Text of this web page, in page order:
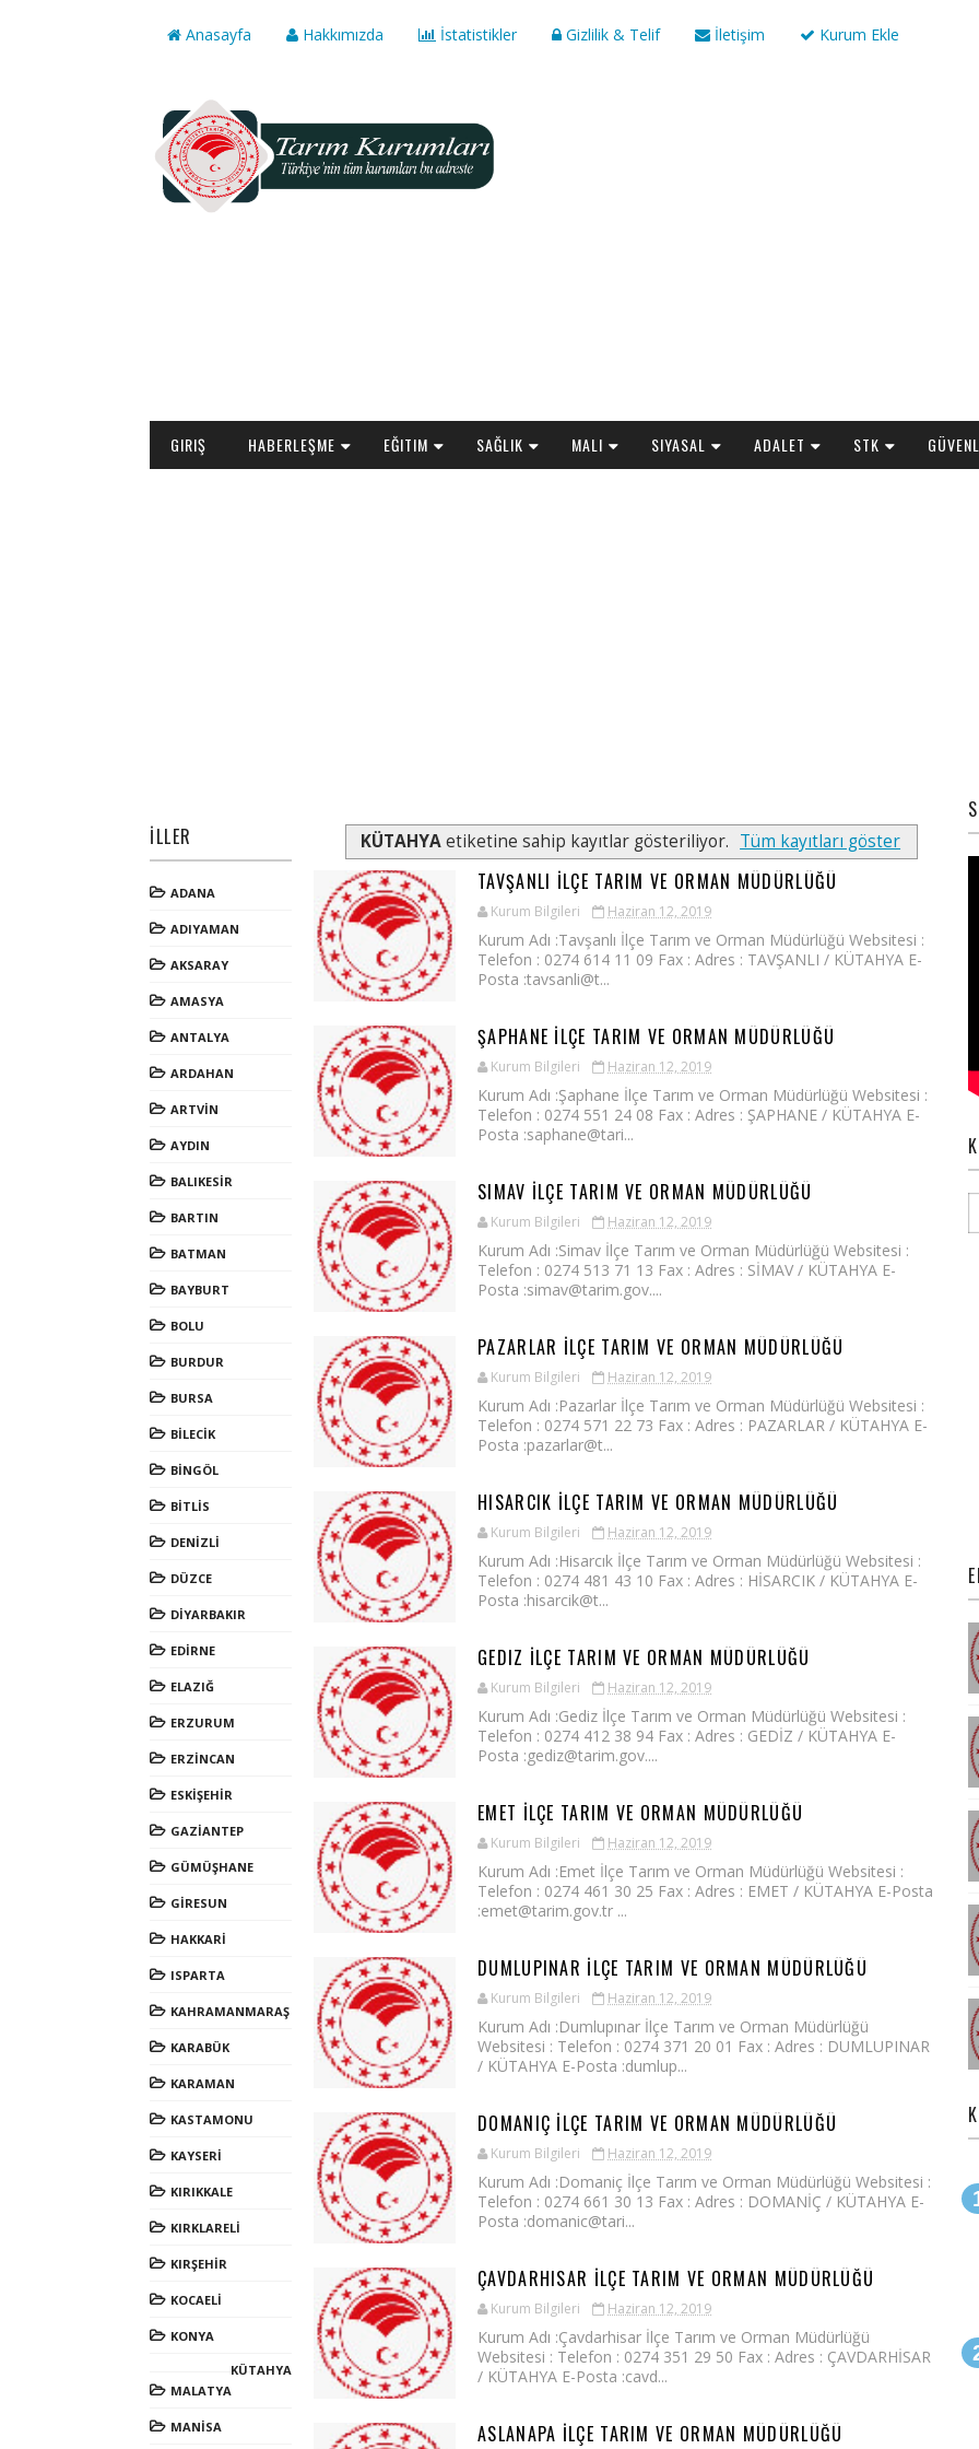
Anasayfa Hakkımızda İstatistikler Gizlilik & Telif İletişim Kurum Ekle
GIRIŞ HABERLEŞME EĞITIM SAĞLIK MALI SIYASAL ADALET STK
İLLER
ADANA
ADIYAMAN
AKSARAY
AMASYA
ANTALYA
ARDAHAN
ARTVİN
AYDIN
BALIKESİR
BARTIN
BATMAN
BAYBURT
BOLU
BURDUR
BURSA
BİLECİK
BİNGÖL
BİTLİS
DENİZLİ
DÜZCE
DİYARBAKIR
EDİRNE
ELAZIĞ
ERZURUM
ERZİNCAN
ESKİŞEHİR
GAZİANTEP
GÜMÜŞHANE
GİRESUN
HAKKARİ
ISPARTA
KAHRAMANMARAŞ
KARABÜK
KARAMAN
KASTAMONU
KAYSERİ
KIRIKKALE
KIRKLARELİ
KIRŞEHİR
KOCAELİ
KONYA
KÜTAHYA
MALATYA
MANİSA
KÜTAHYAetiketine sahip kayıtlar gösteriliyor. Tüm kayıtları göster
TAVŞANLI İLÇE TARIM VE ORMAN MÜDÜRLÜĞÜ
Kurum Bilgileri Haziran 12, 2019
Kurum Adı :Tavşanlı İlçe Tarım ve Orman Müdürlüğü Websitesi :
Telefon : 0274 614 11 09 Fax : Adres : TAVŞANLI / KÜTAHYA E-
Posta :tavsanli@t...
ŞAPHANE İLÇE TARIM VE ORMAN MÜDÜRLÜĞÜ
Kurum Bilgileri Haziran 12, 2019
Kurum Adı :Şaphane İlçe Tarım ve Orman Müdürlüğü Websitesi :
Telefon : 0274 551 24 08 Fax : Adres : ŞAPHANE / KÜTAHYA E-
Posta :saphane@tari...
SIMAV İLÇE TARIM VE ORMAN MÜDÜRLÜĞÜ
Kurum Bilgileri Haziran 12, 2019
Kurum Adı :Simav İlçe Tarım ve Orman Müdürlüğü Websitesi :
Telefon : 0274 513 71 13 Fax : Adres : SİMAV / KÜTAHYA E-
Posta :simav@tarim.gov....
PAZARLAR İLÇE TARIM VE ORMAN MÜDÜRLÜĞÜ
Kurum Bilgileri Haziran 12, 2019
Kurum Adı :Pazarlar İlçe Tarım ve Orman Müdürlüğü Websitesi :
Telefon : 0274 571 22 73 Fax : Adres : PAZARLAR / KÜTAHYA E-
Posta :pazarlar@t...
HISARCIK İLÇE TARIM VE ORMAN MÜDÜRLÜĞÜ
Kurum Bilgileri Haziran 12, 2019
Kurum Adı :Hisarcık İlçe Tarım ve Orman Müdürlüğü Websitesi :
Telefon : 0274 481 43 10 Fax : Adres : HİSARCIK / KÜTAHYA E-
Posta :hisarcik@t...
GEDIZ İLÇE TARIM VE ORMAN MÜDÜRLÜĞÜ
Kurum Bilgileri Haziran 12, 2019
Kurum Adı :Gediz İlçe Tarım ve Orman Müdürlüğü Websitesi :
Telefon : 0274 412 38 94 Fax : Adres : GEDİZ / KÜTAHYA E-
Posta :gediz@tarim.gov....
EMET İLÇE TARIM VE ORMAN MÜDÜRLÜĞÜ
Kurum Bilgileri Haziran 12, 2019
Kurum Adı :Emet İlçe Tarım ve Orman Müdürlüğü Websitesi :
Telefon : 0274 461 30 25 Fax : Adres : EMET / KÜTAHYA E-Posta
:emet@tarim.gov.tr ...
DUMLUPINAR İLÇE TARIM VE ORMAN MÜDÜRLÜĞÜ
Kurum Bilgileri Haziran 12, 2019
Kurum Adı :Dumlupınar İlçe Tarım ve Orman Müdürlüğü
Websitesi : Telefon : 0274 371 20 01 Fax : Adres : DUMLUPINAR
/ KÜTAHYA E-Posta :dumlup...
DOMANIÇ İLÇE TARIM VE ORMAN MÜDÜRLÜĞÜ
Kurum Bilgileri Haziran 12, 2019
Kurum Adı :Domaniç İlçe Tarım ve Orman Müdürlüğü Websitesi :
Telefon : 0274 661 30 13 Fax : Adres : DOMANİÇ / KÜTAHYA E-
Posta :domanic@tari...
ÇAVDARHISAR İLÇE TARIM VE ORMAN MÜDÜRLÜĞÜ
Kurum Bilgileri Haziran 12, 2019
Kurum Adı :Çavdarhisar İlçe Tarım ve Orman Müdürlüğü
Websitesi : Telefon : 0274 351 29 50 Fax : Adres : ÇAVDARHİSAR
/ KÜTAHYA E-Posta :cavd...
ASLANAPA İLÇE TARIM VE ORMAN MÜDÜRLÜĞÜ